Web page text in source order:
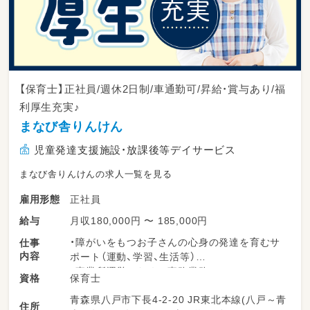
【保育士】正社員/週休2日制/車通勤可/昇給・賞与あり/福
利厚生充実♪
まなび舎りんけん
児童発達支援施設・放課後等デイサービス
まなび舎りんけんの求人一覧を見る
雇用形態
正社員
給与
月収180,000円 〜 185,000円
仕事
内容
・障がいをもつお子さんの心身の発達を育むサ
ポート（運動、学習、生活等）
・事業所運営のための事務業務
サービス形態：放課後等デイサービス
資格 保育士
住所
青森県八戸市下長4-2-20 JR東北本線(八戸～青